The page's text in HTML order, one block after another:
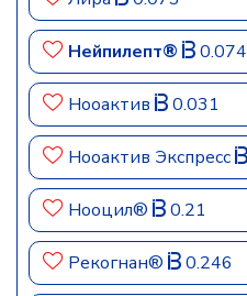
Нейпилепт® 0.074
Нооактив 0.031
Нооактив Экспресс
Нооцил® 0.21
Рекогнан® 0.246